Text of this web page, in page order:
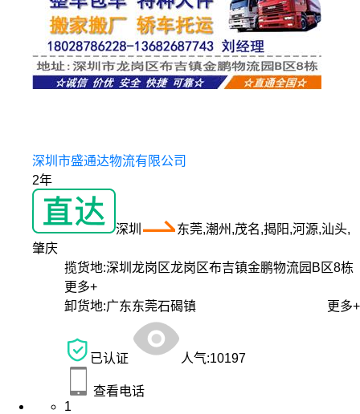
深圳市盛通达物流有限公司
2年
深圳
东莞,潮州,茂名,揭阳,河源,汕头,
肇庆
揽货地:深圳龙岗区龙岗区布吉镇金鹏物流园B区8栋
更多+
卸货地:广东东莞石碣镇 更多+
已认证 人气:10197
查看电话
1